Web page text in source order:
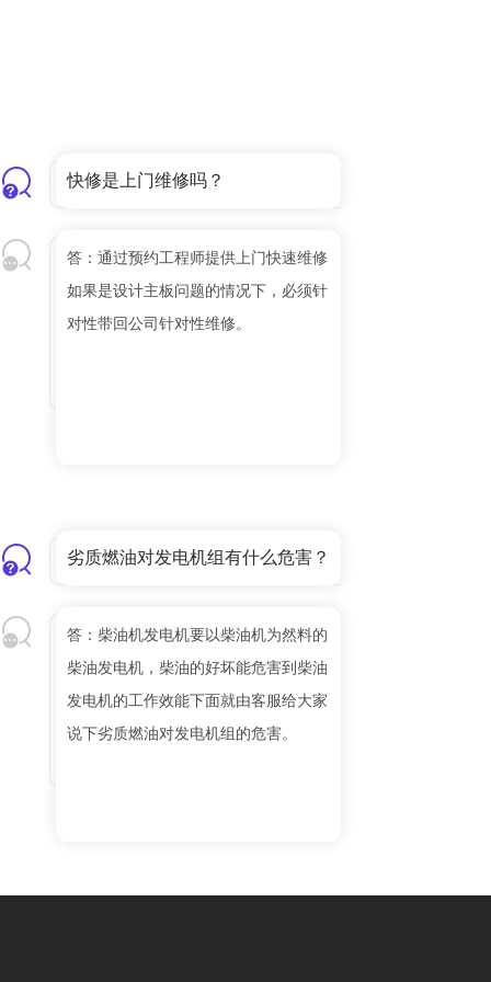
快修是上门维修吗？
答：通过预约工程师提供上门快速维修
如果是设计主板问题的情况下，必须针
对性带回公司针对性维修。
劣质燃油对发电机组有什么危害？
答：柴油机发电机要以柴油机为然料的
柴油发电机，柴油的好坏能危害到柴油
发电机的工作效能下面就由客服给大家
说下劣质燃油对发电机组的危害。